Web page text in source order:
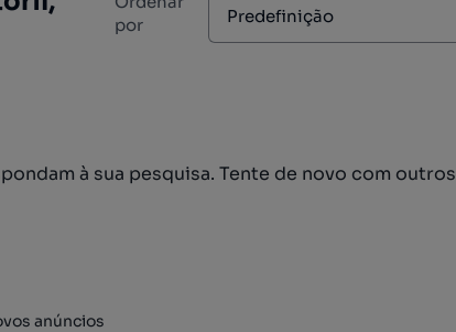
por
Predefinição
à sua pesquisa. Tente de novo com outros
anúncios